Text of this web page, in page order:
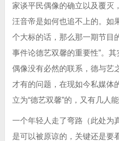
家谈平民偶像的确立以及覆灭
汪音帝是如何也追不上的。如
个大标的话，那么那一期节目
事件论德艺双馨的重要性”。
偶像没有必然的联系，德与艺
才有的问题，在现如今私媒体
立为“德艺双馨”的，又有几人
一个年轻人走了弯路（此处为
是可以被原谅的，关键还是要